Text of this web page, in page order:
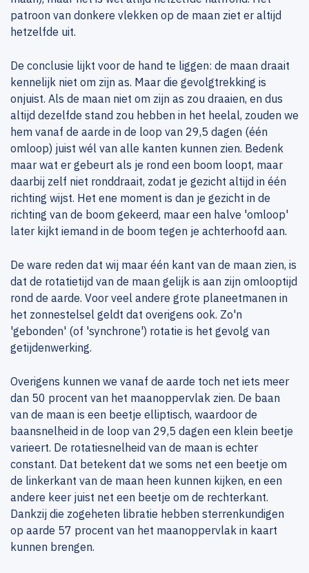
patroon van donkere vlekken op de maan ziet er altijd
hetzelfde uit.
De conclusie lijkt voor de hand te liggen: de maan draait
kennelijk niet om zijn as. Maar die gevolgtrekking is
onjuist. Als de maan niet om zijn as zou draaien, en dus
altijd dezelfde stand zou hebben in het heelal, zouden we
hem vanaf de aarde in de loop van 29,5 dagen (één
omloop) juist wél van alle kanten kunnen zien. Bedenk
maar wat er gebeurt als je rond een boom loopt, maar
daarbij zelf niet ronddraait, zodat je gezicht altijd in één
richting wijst. Het ene moment is dan je gezicht in de
richting van de boom gekeerd, maar een halve 'omloop'
later kijkt iemand in de boom tegen je achterhoofd aan.
De ware reden dat wij maar één kant van de maan zien, is
dat de rotatietijd van de maan gelijk is aan zijn omlooptijd
rond de aarde. Voor veel andere grote planeetmanen in
het zonnestelsel geldt dat overigens ook. Zo'n
'gebonden' (of 'synchrone') rotatie is het gevolg van
getijdenwerking.
Overigens kunnen we vanaf de aarde toch net iets meer
dan 50 procent van het maanoppervlak zien. De baan
van de maan is een beetje elliptisch, waardoor de
baansnelheid in de loop van 29,5 dagen een klein beetje
varieert. De rotatiesnelheid van de maan is echter
constant. Dat betekent dat we soms net een beetje om
de linkerkant van de maan heen kunnen kijken, en een
andere keer juist net een beetje om de rechterkant.
Dankzij die zogeheten libratie hebben sterrenkundigen
op aarde 57 procent van het maanoppervlak in kaart
kunnen brengen.